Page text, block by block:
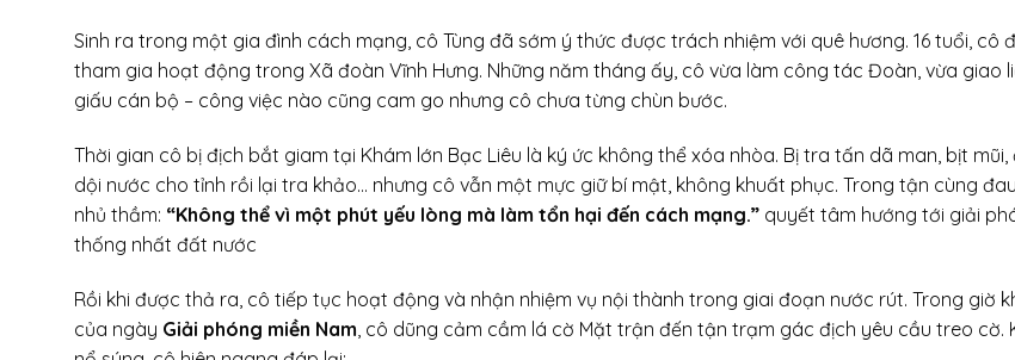
Sinh ra trong một gia đình cách mạng, cô Tùng đã sớm ý thức được trách nhiệm với quê hương. 16 tuổi, cô
tham gia hoạt động trong Xã đoàn Vĩnh Hưng. Những năm tháng ấy, cô vừa làm công tác Đoàn, vừa giao
giấu cán bộ – công việc nào cũng cam go nhưng cô chưa từng chùn bước.
Thời gian cô bị địch bắt giam tại Khám lớn Bạc Liêu là ký ức không thể xóa nhòa. Bị tra tấn dã man, bịt mũi,
dội nước cho tỉnh rồi lại tra khảo… nhưng cô vẫn một mực giữ bí mật, không khuất phục. Trong tận cùng
nhủ thầm: “Không thể vì một phút yếu lòng mà làm tổn hại đến cách mạng.” quyết tâm hướng tới giải
thống nhất đất nước
Rồi khi được thả ra, cô tiếp tục hoạt động và nhận nhiệm vụ nội thành trong giai đoạn nước rút. Trong giờ
của ngày Giải phóng miền Nam , cô dũng cảm cầm lá cờ Mặt trận đến tận trạm gác địch yêu cầu treo cờ.